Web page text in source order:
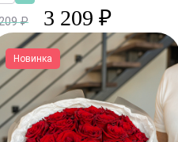
₽ 3 209 ₽
Новинка